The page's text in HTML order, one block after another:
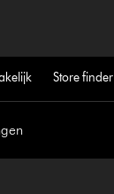
Store finder